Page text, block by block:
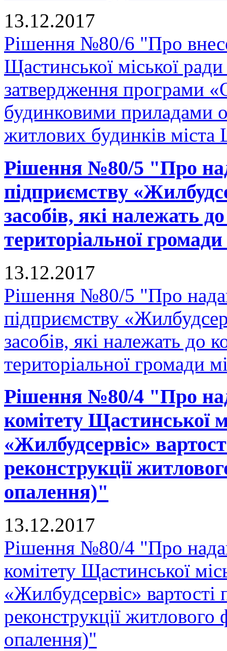
13.12.2017
Рішення №80/6 "Про
Щастинської міської
затвердження програми
будинковими приладами
житлових будинків
Рішення №80/5 "Про
підприємству
засобів, які належать
територіальної
13.12.2017
Рішення №80/5 "Про
підприємству
засобів, які належать до
територіальної громади
Рішення №80/4 "Про
комітету Щастинської
«Жилбудсервіс»
реконструкції
опалення)"
13.12.2017
Рішення №80/4 "Про
комітету Щастинської
«Жилбудсервіс» вартості
реконструкції
опалення)"